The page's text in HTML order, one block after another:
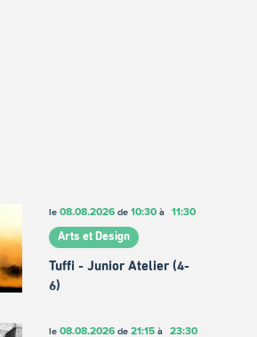
le 08.08.2026de 10:30à 11:30
Arts et Design
Tuffi - Junior Atelier (4-
6)
le 08.08.2026de 21:15à 23:30